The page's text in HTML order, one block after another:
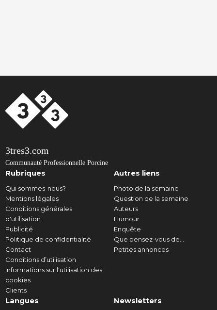
3tres3.com
Communauté Professionnelle Porcine
Rubriques
Qui sommes-nous?
Mentions légales
Conditions générales
d'utilisation
Publicité
Politique de confidentialité
Contact
Conditions d’utilisation
Informations sur l'utilisation des
cookies
Clients
Autres liens
Photo de la semaine
Question de la semaine
Auteurs
Humour
Enquête
Que pensez-vous de...
Petites annonces
Langues Newsletters